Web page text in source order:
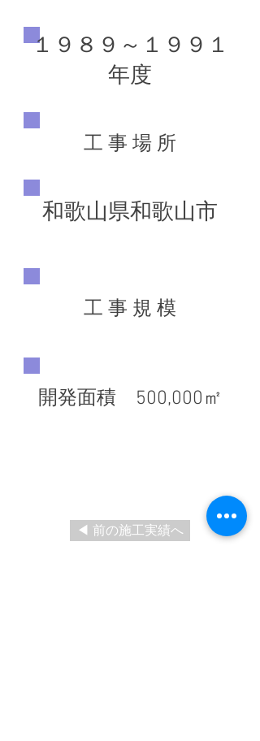
１９８９～１９９１
年度
工 事 場 所
和歌山県和歌山市
工 事 規 模
開発面積 500,000㎡
◀ 前の施工実績へ